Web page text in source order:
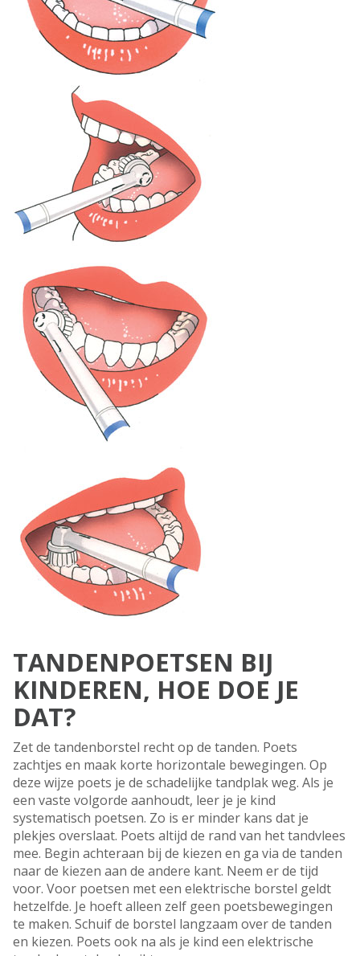
TANDENPOETSEN BIJ
KINDEREN, HOE DOE JE
DAT?
Zet de tandenborstel recht op de tanden. Poets
zachtjes en maak korte horizontale bewegingen. Op
deze wijze poets je de schadelijke tandplak weg. Als je
een vaste volgorde aanhoudt, leer je je kind
systematisch poetsen. Zo is er minder kans dat je
plekjes overslaat. Poets altijd de rand van het tandvlees
mee. Begin achteraan bij de kiezen en ga via de tanden
naar de kiezen aan de andere kant. Neem er de tijd
voor. Voor poetsen met een elektrische borstel geldt
hetzelfde. Je hoeft alleen zelf geen poetsbewegingen
te maken. Schuif de borstel langzaam over de tanden
en kiezen. Poets ook na als je kind een elektrische